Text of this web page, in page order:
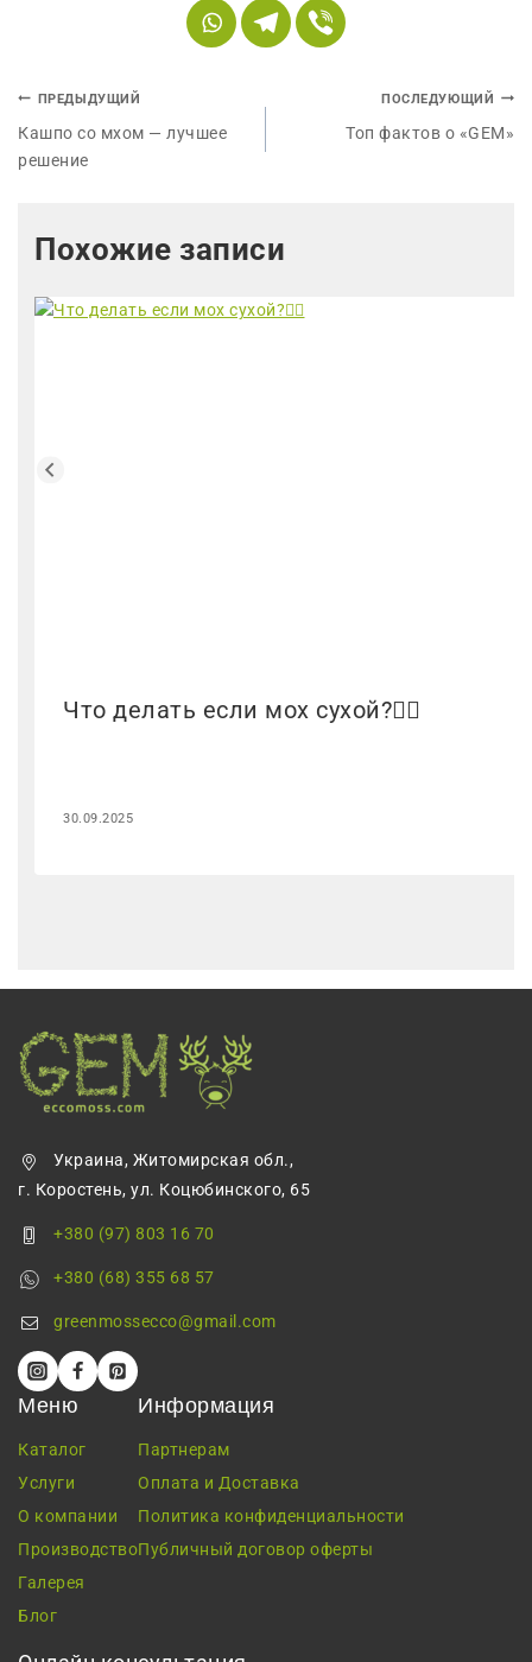
ПРЕДЫДУЩИЙ
Кашпо со мхом — лучшее
решение
ПОСЛЕДУЮЩИЙ
Топ фактов о «GEM»
Похожие записи
Что делать если мох сухой?🤷‍♂️
30.09.2025
Украина, Житомирская обл.,
г. Коростень, ул. Коцюбинского, 65
+380 (97) 803 16 70
+380 (68) 355 68 57
greenmossecco@gmail.com
Меню
Каталог
Услуги
О компании
Производство
Галерея
Блог
Информация
Партнерам
Оплата и Доставка
Политика конфиденциальности
Публичный договор оферты